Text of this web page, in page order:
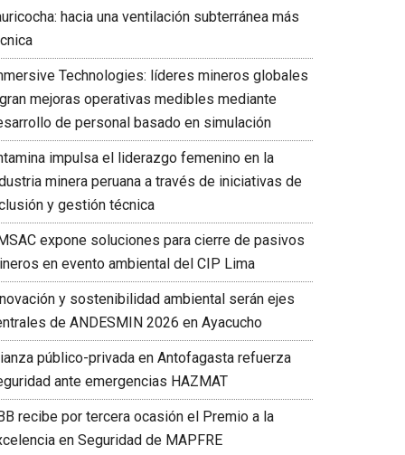
hacia una ventilación subterránea más
Technologies: líderes mineros globales
mejoras operativas medibles mediante
de personal basado en simulación
impulsa el liderazgo femenino en la
minera peruana a través de iniciativas de
y gestión técnica
expone soluciones para cierre de pasivos
en evento ambiental del CIP Lima
y sostenibilidad ambiental serán ejes
de ANDESMIN 2026 en Ayacucho
público-privada en Antofagasta refuerza
ante emergencias HAZMAT
recibe por tercera ocasión el Premio a la
en Seguridad de MAPFRE